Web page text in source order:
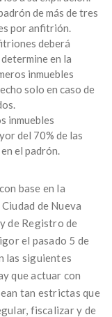
de más de tres
por anfitrión.
deberá
en la
inmuebles
solo en caso de
inmuebles
del 70% de las
el padrón.
base en la
de Nueva
de Registro de
el pasado 5 de
las siguientes
que actuar con
tan estrictas que
fiscalizar y de